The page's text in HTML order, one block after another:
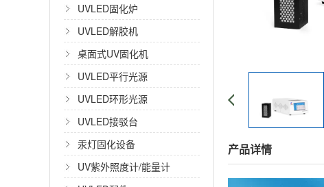
UVLED固化炉
UVLED解胶机
桌面式UV固化机
UVLED平行光源
UVLED环形光源
UVLED接驳台
汞灯固化设备
UV紫外照度计/能量计
产品详情